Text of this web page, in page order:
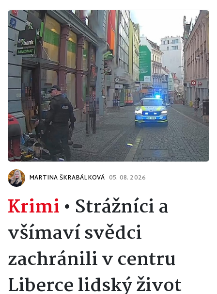
MARTINA ŠKRABÁLKOVÁ 05. 08. 2026
Krimi• Strážníci a
všímaví svědci
zachránili v centru
Liberce lidský život